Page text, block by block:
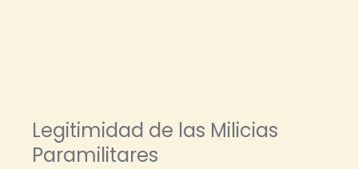
Legitimidad de las Milicias
Paramilitares